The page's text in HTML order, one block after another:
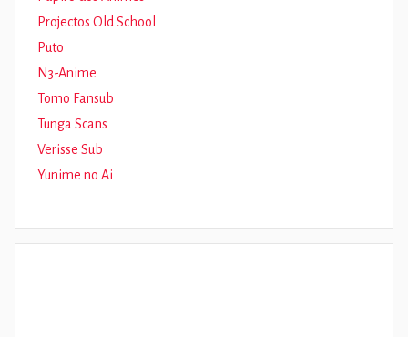
Projectos Old School
Puto
N3-Anime
Tomo Fansub
Tunga Scans
Verisse Sub
Yunime no Ai